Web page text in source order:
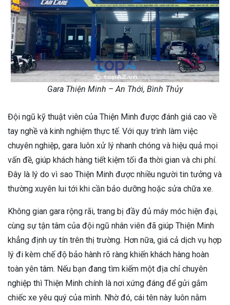
Gara Thiện Minh – An Thới, Bình Thủy
Đội ngũ kỹ thuật viên của Thiện Minh được đánh giá cao về
tay nghề và kinh nghiệm thực tế. Với quy trình làm việc
chuyên nghiệp, gara luôn xử lý nhanh chóng và hiệu quả mọi
vấn đề, giúp khách hàng tiết kiệm tối đa thời gian và chi phí.
Đây là lý do vì sao Thiện Minh được nhiều người tin tưởng và
thường xuyên lui tới khi cần bảo dưỡng hoặc sửa chữa xe.
Không gian gara rộng rãi, trang bị đầy đủ máy móc hiện đại,
cùng sự tận tâm của đội ngũ nhân viên đã giúp Thiện Minh
khẳng định uy tín trên thị trường. Hơn nữa, giá cả dịch vụ hợp
lý đi kèm chế độ bảo hành rõ ràng khiến khách hàng hoàn
toàn yên tâm. Nếu bạn đang tìm kiếm một địa chỉ chuyên
nghiệp thì Thiện Minh chính là nơi xứng đáng để gửi gắm
chiếc xe yêu quý của mình. Nhờ đó, cái tên này luôn nằm